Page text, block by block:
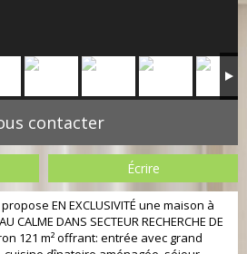
contacter
Écrire
EN EXCLUSIVITÉ une maison à
CALME DANS SECTEUR RECHERCHE DE
121 m² offrant: entrée avec grand